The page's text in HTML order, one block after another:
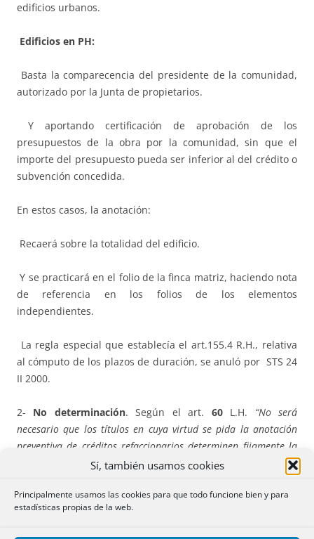
Sí, también usamos cookies
Principalmente usamos las cookies para que todo funcione bien y para
estadísticas propias de la web.
edificios urbanos.
Edificios en PH:
Basta la comparecencia del presidente de la comunidad,
autorizado por la Junta de propietarios.
Y aportando certificación de aprobación de los
presupuestos de la obra por la comunidad, sin que el
importe del presupuesto pueda ser inferior al del crédito o
subvención concedida.
En estos casos, la anotación:
Recaerá sobre la totalidad del edificio.
Y se practicará en el folio de la finca matriz, haciendo nota
de referencia en los folios de los elementos
independientes.
La regla especial que establecía el art.155.4 R.H., relativa
al cómputo de los plazos de duración, se anuló por STS 24
II 2000.
2- No determinación. Según el art. 60L.H. “No será
necesario que los títulos en cuya virtud se pida la anotación
preventiva de créditos refaccionarios determinen fijamente la
cantidad de dinero o efectos en que consistan los mismos
liquidarlos al terminar las obras contratadas.”